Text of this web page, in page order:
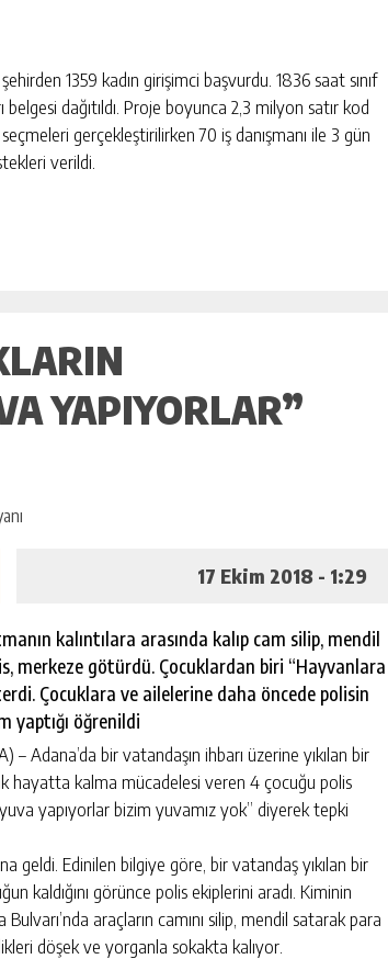
1359 kadın girişimci başvurdu. 1836 saat sınıf
dağıtıldı. Proje boyunca 2,3 milyon satır kod
gerçekleştirilirken 70 iş danışmanı ile 3 gün
verildi.
YAPIYORLAR”
17 Ekim 2018 - 1:29
kalıntılara arasında kalıp cam silip, mendil
merkeze götürdü. Çocuklardan biri “Hayvanlara
Çocuklara ve ailelerine daha öncede polisin
yaptığı öğrenildi
– Adana’da bir vatandaşın ihbarı üzerine yıkılan bir
hayatta kalma mücadelesi veren 4 çocuğu polis
yapıyorlar bizim yuvamız yok” diyerek tepki
geldi. Edinilen bilgiye göre, bir vatandaş yıkılan bir
kaldığını görünce polis ekiplerini aradı. Kiminin
araçların camını silip, mendil satarak para
döşek ve yorganla sokakta kalıyor.